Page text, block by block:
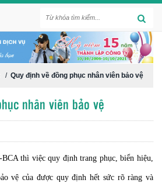
/ Quy định về đồng phục nhân viên bảo vệ
nhân viên bảo vệ
thì việc quy định trang phục, biển hiệu,
vệ của được quy định hết sức rõ ràng và